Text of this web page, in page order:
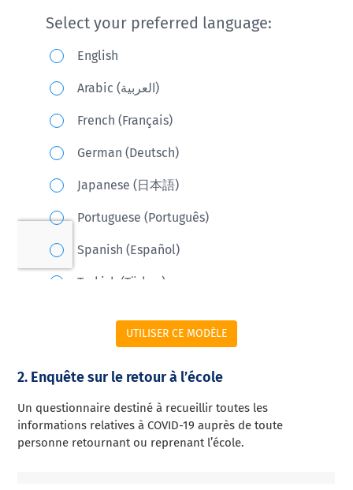
UTILISER CE MODÈLE
2. Enquête sur le retour à l’école
Un questionnaire destiné à recueillir toutes les
informations relatives à COVID-19 auprès de toute
personne retournant ou reprenant l’école.